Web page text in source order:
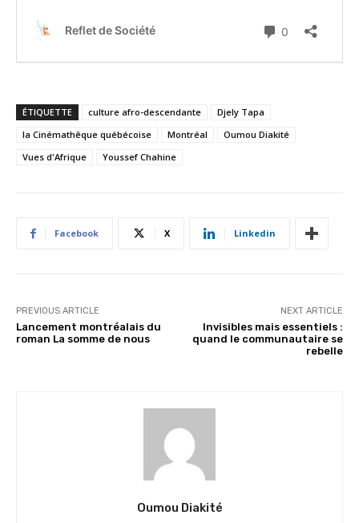
ÉTIQUETTE culture afro-descendante
Djely Tapa
la Cinémathêque québécoise
Montréal
Oumou Diakité
Vues d'Afrique
Youssef Chahine
Facebook X Linkedin
PREVIOUS ARTICLE
Lancement montréalais du
roman La somme de nous
NEXT ARTICLE
Invisibles mais essentiels :
quand le communautaire se
rebelle
Oumou Diakité